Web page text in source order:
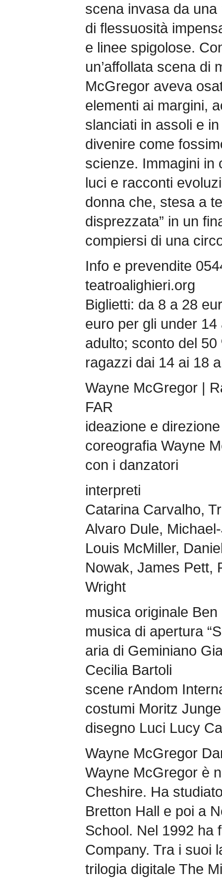
scena invasa da
di flessuosità
e linee spigolose.
un’affollata scena di
McGregor aveva
elementi ai margini,
slanciati in assoli e
divenire come
scienze. Immagini in
luci e racconti
donna che, stesa a
disprezzata” in un
compiersi di una
Info e prevendite
teatroalighieri.org
Biglietti: da 8 a 28
euro per gli under
adulto; sconto del
ragazzi dai 14 ai 18
Wayne McGregor |
FAR
ideazione e
coreografia Wayne
con i danzatori
interpreti
Catarina Carvalho,
Alvaro Dule,
Louis McMiller,
Nowak, James Pett,
Wright
musica originale
musica di apertura
aria di Geminiano
Cecilia Bartoli
scene rAndom
costumi Moritz Junge
disegno Luci Lucy
Wayne McGregor
Wayne McGregor è
Cheshire. Ha
Bretton Hall e poi a
School. Nel 1992 ha
Company. Tra i suoi
trilogia digitale The